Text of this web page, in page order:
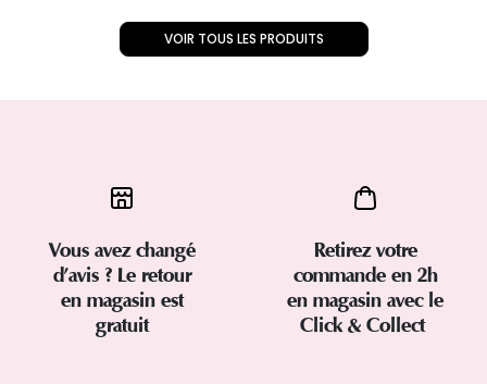
VOIR TOUS LES PRODUITS
Vous avez changé
d’avis ? Le retour
en magasin est
gratuit
Retirez votre
commande en 2h
en magasin avec le
Click & Collect